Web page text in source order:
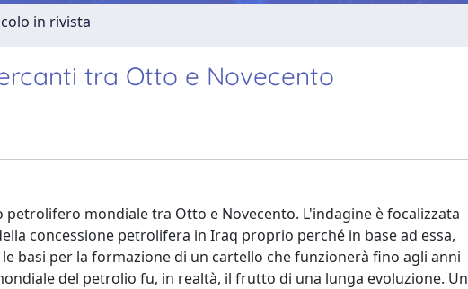
in rivista
tra Otto e Novecento
mondiale tra Otto e Novecento. L'indagine è focalizzata
concessione petrolifera in Iraq proprio perché in base ad essa,
basi per la formazione di un cartello che funzionerà fino agli anni
del petrolio fu, in realtà, il frutto di una lunga evoluzione. Un